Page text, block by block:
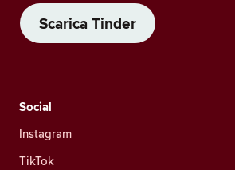
Scarica Tinder
Social
Instagram
TikTok